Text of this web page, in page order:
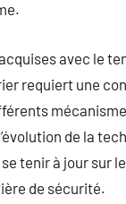
avec le
requiert une
de la
tenir à jour sur
de sécurité.